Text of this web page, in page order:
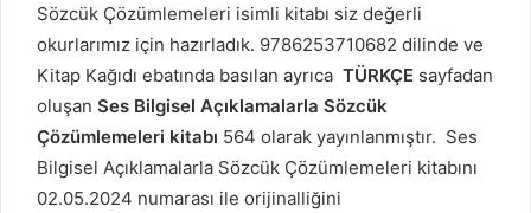
Sözcük Çözümlemeleri isimli kitabı siz değerli
okurlarımız için hazırladık. 9786253710682 dilinde ve
Kitap Kağıdı ebatında basılan ayrıca TÜRKÇE sayfadan
oluşan Ses Bilgisel Açıklamalarla Sözcük
Çözümlemeleri kitabı 564 olarak yayınlanmıştır. Ses
Bilgisel Açıklamalarla Sözcük Çözümlemeleri kitabını
02.05.2024 numarası ile orijinalliğini